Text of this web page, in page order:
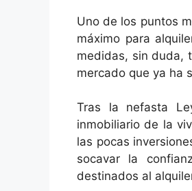
Uno de los puntos
máximo para
medidas, sin duda,
mercado que ya ha
Tras la nefasta
inmobiliario de la
las pocas
socavar la
destinados al